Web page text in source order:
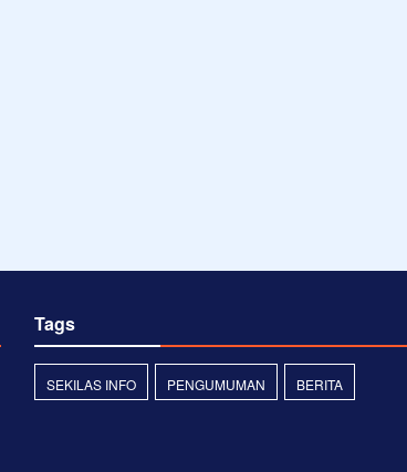
Tags
SEKILAS INFO PENGUMUMAN BERITA